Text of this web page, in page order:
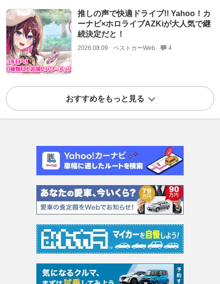
推しの声で快適ドライブ!! Yahoo！カ
ーナビ×ホロライブAZKiが大人気で継
続決定だと！
2026.08.09 ベストカーWeb 4
おすすめをもっと見る